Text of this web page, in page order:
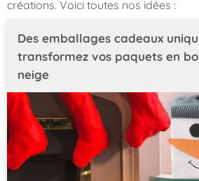
créations. Voici toutes nos idées :
Des emballages cadeaux
transformez vos paquets en
neige